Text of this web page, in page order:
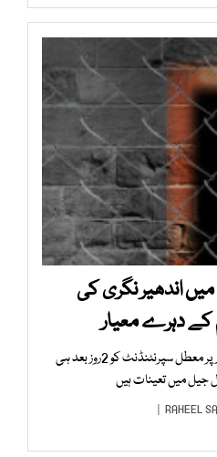
اندھیر نگری کی
دہرے معیار
ملیرجیل سے بھارتی قیدی کے فرار پر معطل سپرنٹنڈنٹ کو 2روز بعد ہی
جیل میں تعینات ہیں
RAHEEL